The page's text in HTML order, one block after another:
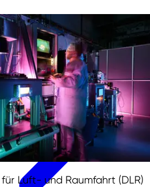
Luft- und Raumfahrt (DLR)